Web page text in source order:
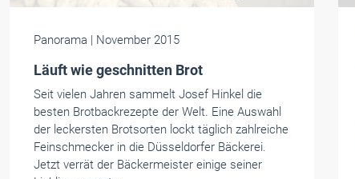
Panorama | November 2015
Läuft wie geschnitten Brot
Seit vielen Jahren sammelt Josef Hinkel die
besten Brotbackrezepte der Welt. Eine Auswahl
der leckersten Brotsorten lockt täglich zahlreiche
Feinschmecker in die Düsseldorfer Bäckerei.
Jetzt verrät der Bäckermeister einige seiner